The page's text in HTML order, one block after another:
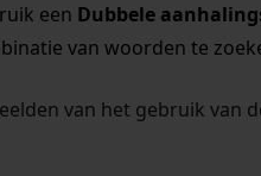
een Dubbele
van woorden te
van het gebruik van